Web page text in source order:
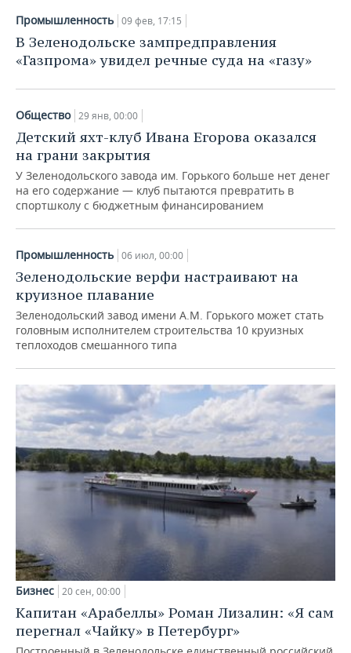
Промышленность 09 фев, 17:15
В Зеленодольске зампредправления
«Газпрома» увидел речные суда на «газу»
Общество 29 янв, 00:00
Детский яхт-клуб Ивана Егорова оказался
на грани закрытия
У Зеленодольского завода им. Горького больше нет денег
на его содержание — клуб пытаются превратить в
спортшколу с бюджетным финансированием
Промышленность 06 июл, 00:00
Зеленодольские верфи настраивают на
круизное плавание
Зеленодольский завод имени А.М. Горького может стать
головным исполнителем строительства 10 круизных
теплоходов смешанного типа
Бизнес 20 сен, 00:00
Капитан «Арабеллы» Роман Лизалин: «Я сам
перегнал «Чайку» в Петербург»